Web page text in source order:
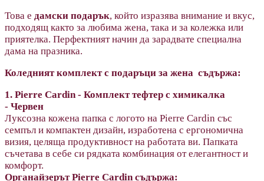
Това е дамски подарък, който изразява внимание и вкус,
подходящ както за любима жена, така и за колежка или
приятелка. Перфектният начин да зарадвате специална
дама на празника.
Коледният комплект с подаръци за жена съдържа:
1. Pierre Cardin - Комплект тефтер с химикалка
- Червен
Луксозна кожена папка с логото на Pierre Cardin със
семпъл и компактен дизайн, изработена с ергономична
визия, целяща продуктивност на работата ви. Папката
съчетава в себе си рядката комбинация от елегантност и
комфорт.
Органайзерът Pierre Cardin съдържа: